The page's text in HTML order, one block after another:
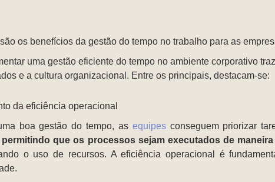
os benefícios da gestão do tempo no trabalho para as
uma gestão eficiente do tempo no ambiente corporativo
e a cultura organizacional. Entre os principais, destacam-se:
da eficiência operacional
boa gestão do tempo, as equipesconseguem priorizar
permitindo que os processos sejam executados de
o uso de recursos. A eficiência operacional é